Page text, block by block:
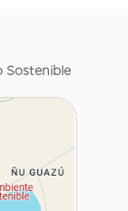
Sostenible